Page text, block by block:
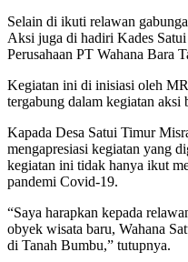
Selain di ikuti relawan
Aksi juga di hadiri Kades
Perusahaan PT Wahana Bara
Kegiatan ini di inisiasi oleh
tergabung dalam kegiatan aksi
Kapada Desa Satui Timur
mengapresiasi kegiatan yang
kegiatan ini tidak hanya ikut
pandemi Covid-19.
“Saya harapkan kepada
obyek wisata baru, Wahana
di Tanah Bumbu,” tutupnya.